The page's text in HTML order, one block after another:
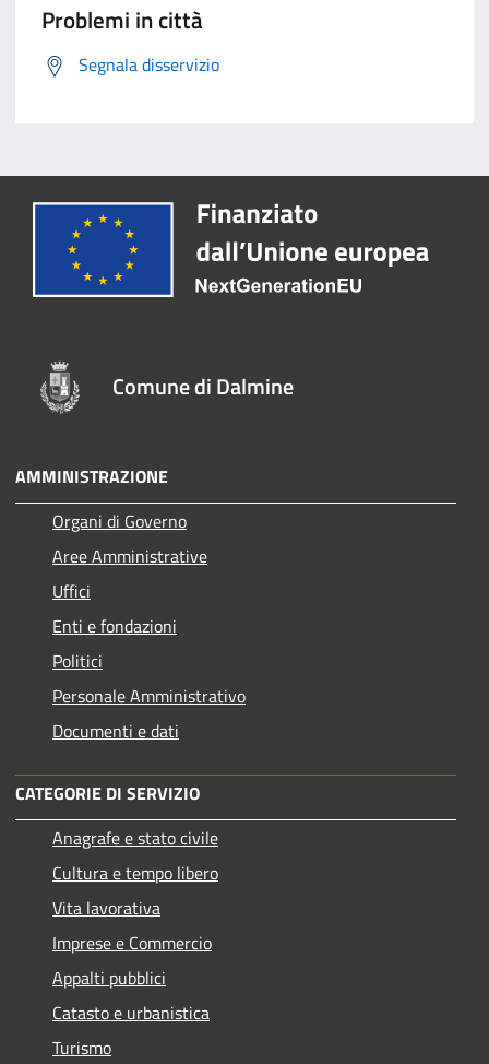
Problemi in città
Segnala disservizio
Comune di Dalmine
AMMINISTRAZIONE
Organi di Governo
Aree Amministrative
Uffici
Enti e fondazioni
Politici
Personale Amministrativo
Documenti e dati
CATEGORIE DI SERVIZIO
Anagrafe e stato civile
Cultura e tempo libero
Vita lavorativa
Imprese e Commercio
Appalti pubblici
Catasto e urbanistica
Turismo